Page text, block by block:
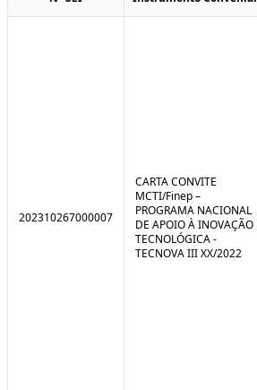
202310267000007
CARTA CONVITE
MCTI/Finep –
PROGRAMA NACIONAL
DE APOIO À INOVAÇÃO
TECNOLÓGICA -
TECNOVA III XX/2022